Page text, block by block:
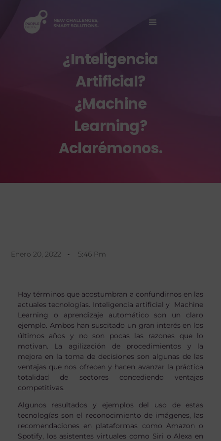
¿Inteligencia
Artificial?
¿Machine
Learning?
Aclarémonos.
Enero 20, 2022 5:46 Pm
Hay términos que acostumbran a confundirnos en las
actuales tecnologías. Inteligencia artificial y Machine
Learning o aprendizaje automático son un claro
ejemplo. Ambos han suscitado un gran interés en los
últimos años y no son pocas las razones que lo
motivan. La agilización de procedimientos y la
mejora en la toma de decisiones son algunas de las
ventajas que nos ofrecen y hacen avanzar la práctica
totalidad de sectores concediendo ventajas
competitivas.
Algunos resultados y ejemplos del uso de estas
tecnologías son el reconocimiento de imágenes, las
recomendaciones en plataformas como Amazon o
Spotify, los asistentes virtuales como Siri o Alexa en